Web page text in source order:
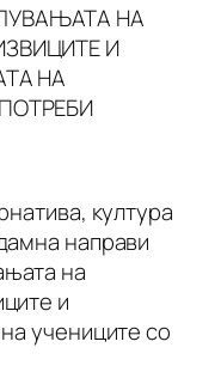
НА
И
НА
култура
направи
на
и
учениците со